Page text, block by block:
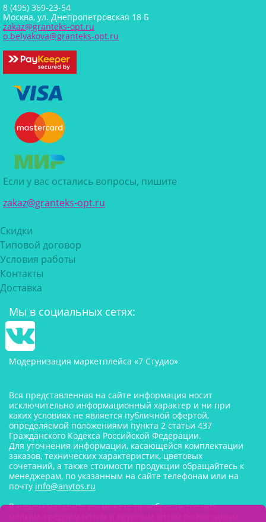
8 (495) 369-23-54
Москва, ул. Днепропетровская 18 Б
zakaz@granteks-opt.ru
o.belyakova@granteks-opt.ru
Если у вас остались вопросы, пишите
zakaz@granteks-opt.ru
Скидки
Типовой договор
Условия работы
Контакты
Доставка
Мы в социальных сетях:
Модернизация маркетплейса «7 Студио»
Вся представленная на сайте информация носит
исключительно информационный характер и ни при
каких условиях не является публичной офертой,
определяемой положениями пункта 2 статьи 437
Гражданского Кодекса Российской Федерации.
Для уточнения информации, касающейся комплектации
заказов, технических характеристик, цветовых
сочетаний, а также стоимости продукции обращайтесь к
менеджерам, по указанным на сайте телефонам или на
почту info@anytos.ru
В нашем магазине вы можете приобрести товары